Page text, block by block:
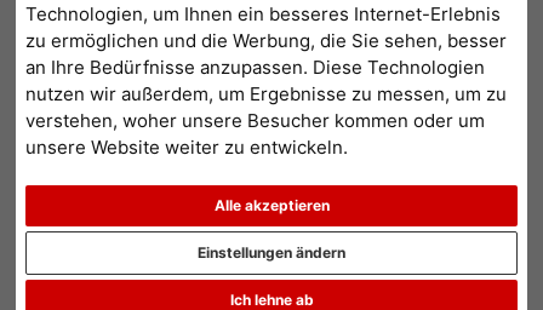
Technologien, um Ihnen ein besseres Internet-Erlebnis
zu ermöglichen und die Werbung, die Sie sehen, besser
an Ihre Bedürfnisse anzupassen. Diese Technologien
nutzen wir außerdem, um Ergebnisse zu messen, um zu
verstehen, woher unsere Besucher kommen oder um
unsere Website weiter zu entwickeln.
Alle akzeptieren
Ich lehne ab
Einstellungen ändern
Zurück